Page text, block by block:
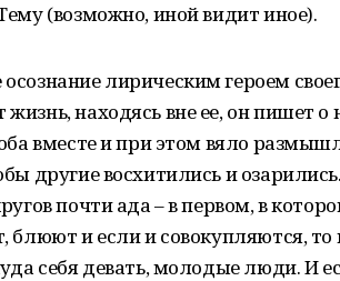
(возможно, иной видит иное).
лирическим героем
находясь вне ее, он пишет о
вместе и при этом вяло
другие восхитились и
почти ада – в первом, в
блюют и если и совокупляются, то
себя девать, молодые люди. И